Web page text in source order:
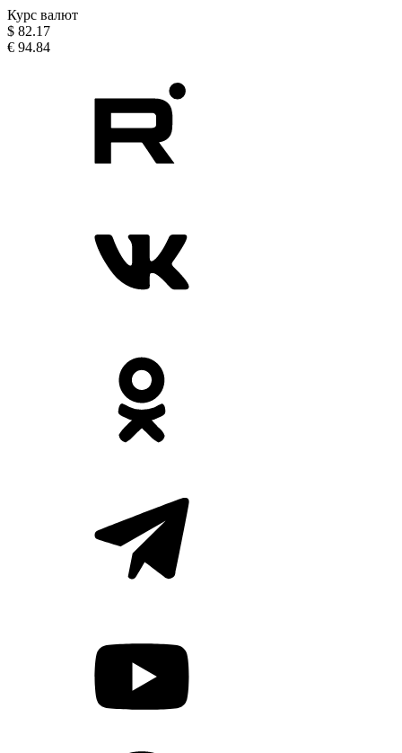
Курс валют
$ 82.17
€ 94.84